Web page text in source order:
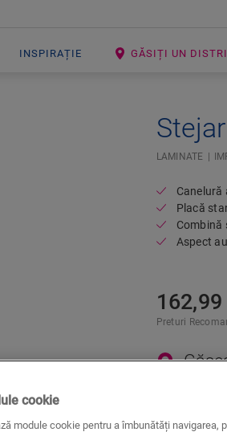
INSPIRAȚIE GĂSIȚI UN
Open image in lightbox
LAMINATE
Canelură
Placă
Combină
Aspect
162,99
Preturi
Dorești să
cookie
module cookie pentru a îmbunătăți navigarea,